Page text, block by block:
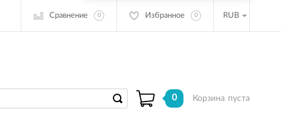
Сравнение 0 Избранное 0 RUB
0 Корзина пуста